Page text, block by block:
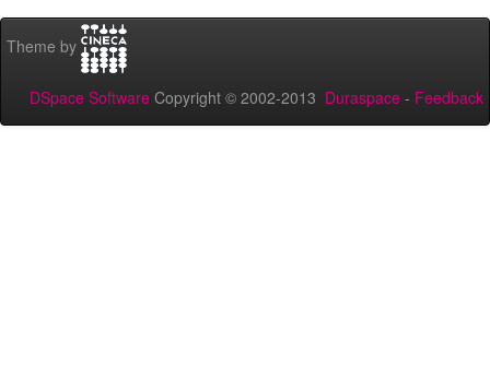
Theme by
DSpace Software Copyright © 2002-2013 Duraspace - Feedback